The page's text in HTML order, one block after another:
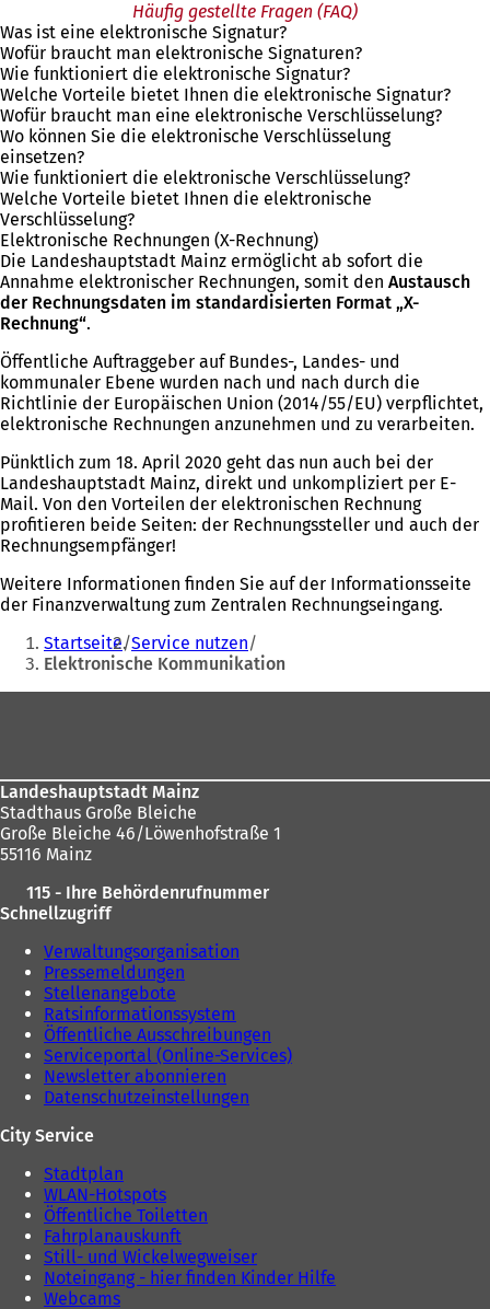
Häufig gestellte Fragen (FAQ)
Was ist eine elektronische Signatur?
Wofür braucht man elektronische Signaturen?
Wie funktioniert die elektronische Signatur?
Welche Vorteile bietet Ihnen die elektronische Signatur?
Wofür braucht man eine elektronische Verschlüsselung?
Wo können Sie die elektronische Verschlüsselung
einsetzen?
Wie funktioniert die elektronische Verschlüsselung?
Welche Vorteile bietet Ihnen die elektronische
Verschlüsselung?
Elektronische Rechnungen (X-Rechnung)
Die Landeshauptstadt Mainz ermöglicht ab sofort die
Annahme elektronischer Rechnungen, somit den Austausch
der Rechnungsdaten im standardisierten Format „X-
Rechnung“.
Öffentliche Auftraggeber auf Bundes-, Landes- und
kommunaler Ebene wurden nach und nach durch die
Richtlinie der Europäischen Union (2014/55/EU) verpflichtet,
elektronische Rechnungen anzunehmen und zu verarbeiten.
Pünktlich zum 18. April 2020 geht das nun auch bei der
Landeshauptstadt Mainz, direkt und unkompliziert per E-
Mail. Von den Vorteilen der elektronischen Rechnung
profitieren beide Seiten: der Rechnungssteller und auch der
Rechnungsempfänger!
Weitere Informationen finden Sie auf der Informationsseite
der Finanzverwaltung zum Zentralen Rechnungseingang.
Sie
befinden
sich
Startseite Service nutzen
Elektronische Kommunikation
Landeshauptstadt Mainz
Stadthaus Große Bleiche
Große Bleiche 46/Löwenhofstraße 1
55116 Mainz
115 - Ihre Behördenrufnummer
Schnellzugriff
Verwaltungsorganisation
Pressemeldungen
Stellenangebote
Ratsinformationssystem
Öffentliche Ausschreibungen
Serviceportal (Online-Services)
Newsletter abonnieren
Datenschutzeinstellungen
City Service
Stadtplan
WLAN-Hotspots
Öffentliche Toiletten
Fahrplanauskunft
Still- und Wickelwegweiser
Noteingang - hier finden Kinder Hilfe
Webcams